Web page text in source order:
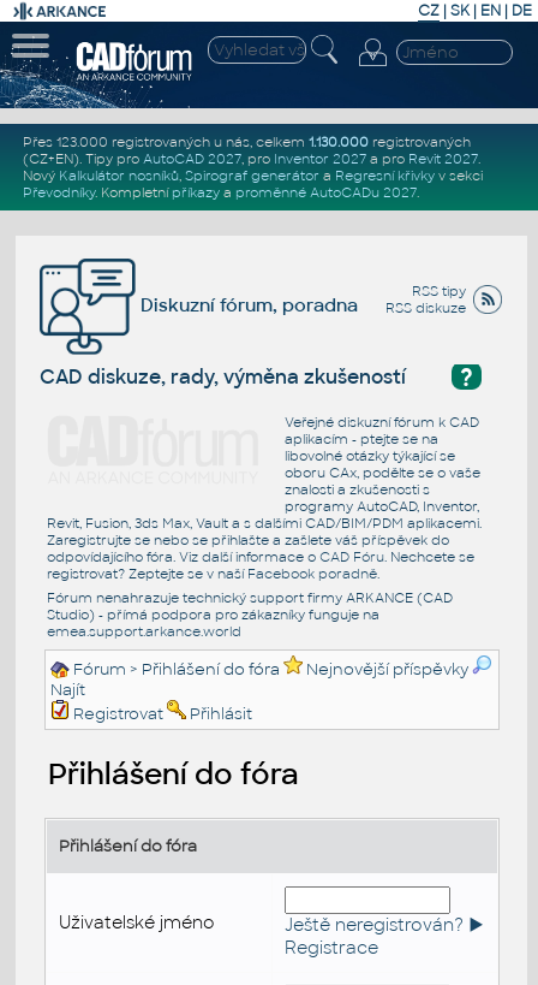
CZ | SK| EN | DE
Přes 123.000 registrovaných u nás, celkem 1.130.000registrovaných
(CZ+EN). Tipy pro AutoCAD 2027, pro Inventor 2027a pro Revit 2027.
Nový Kalkulátor nosníků, Spirograf generátor a Regresní křivkyv sekci
Převodníky. Kompletní příkazya proměnné AutoCADu 2027.
RSS tipy
RSS diskuze
Diskuzní fórum, poradna
?
CAD diskuze, rady, výměna zkušeností
Veřejné diskuzní fórum k CAD
aplikacím - ptejte se na
libovolné otázky týkající se
oboru CAx, podělte se o vaše
znalosti a zkušenosti s
programy AutoCAD, Inventor,
Revit, Fusion, 3ds Max, Vault a s dalšími CAD/BIM/PDM aplikacemi.
Zaregistrujte se nebo se přihlašte a zašlete váš příspěvek do
odpovídajícího fóra. Viz další informace o CAD Fóru. Nechcete se
registrovat? Zeptejte se v naší Facebook poradně.
Fórum nenahrazuje technický support firmy ARKANCE (CAD
Studio) - přímá podpora pro zákazníky funguje na
emea.support.arkance.world
Fórum > Přihlášení do fóra
Nejnovější příspěvky
Najít
Registrovat
Přihlásit
Přihlášení do fóra
Přihlášení do fóra
Uživatelské jméno
Ještě neregistrován? ►
Registrace